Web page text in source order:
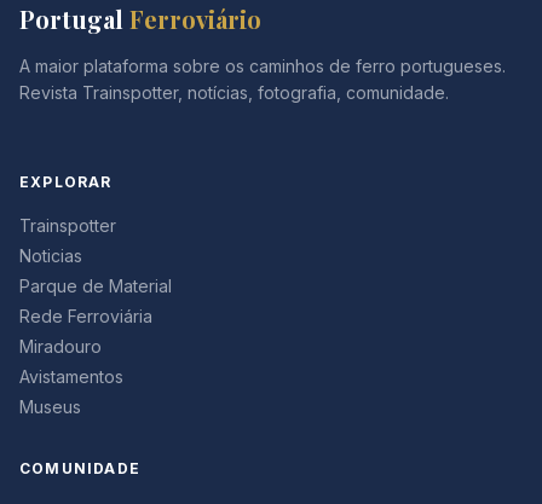
Portugal Ferroviário
A maior plataforma sobre os caminhos de ferro portugueses.
Revista Trainspotter, notícias, fotografia, comunidade.
EXPLORAR
Trainspotter
Noticias
Parque de Material
Rede Ferroviária
Miradouro
Avistamentos
Museus
COMUNIDADE